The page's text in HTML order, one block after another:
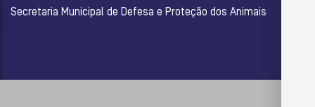
Secretaria Municipal de Defesa e Proteção dos Animais